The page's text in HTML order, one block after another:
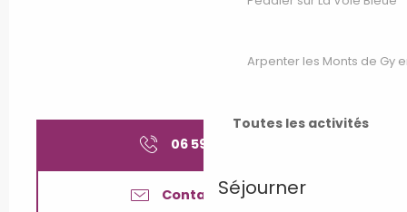
Arpenter les Monts de Gy
Toutes les activités
Séjourner
Toute l'année 2044
Toute l'année 2045
06 59 99 87
Contactez-nous